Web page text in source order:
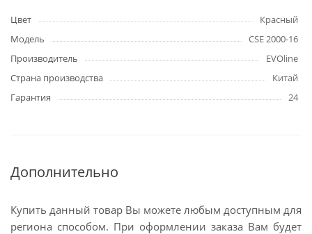
Цвет
Красный
Модель
CSE 2000-16
Производитель
EVOline
Страна производства
Китай
Гарантия
24
Дополнительно
Купить данный товар Вы можете любым доступным для
региона способом. При оформлении заказа Вам будет